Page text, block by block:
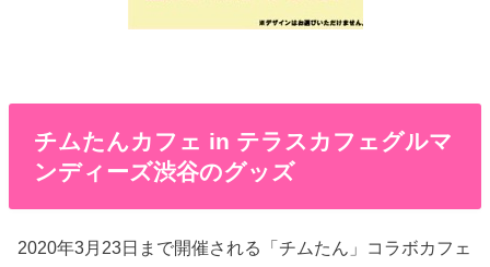
チムたんカフェ in テラスカフェグルマ
ンディーズ渋谷のグッズ
2020年3月23日まで開催される「チムたん」コラボカフェ